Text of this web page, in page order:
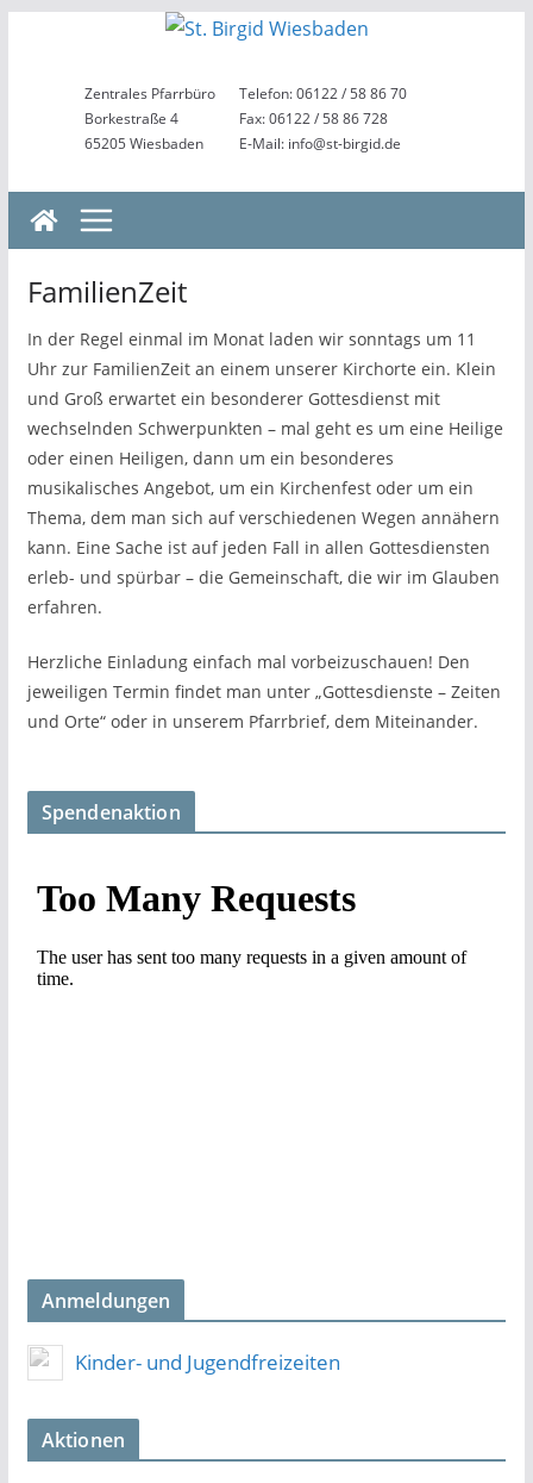
springenZentrales Pfarrbüro
Borkestraße 4
65205 Wiesbaden
Telefon: 06122 / 58 86 70
Fax: 06122 / 58 86 728
E-Mail: info@st-birgid.de
FamilienZeit
In der Regel einmal im Monat laden wir sonntags um 11
Uhr zur FamilienZeit an einem unserer Kirchorte ein. Klein
und Groß erwartet ein besonderer Gottesdienst mit
wechselnden Schwerpunkten – mal geht es um eine Heilige
oder einen Heiligen, dann um ein besonderes
musikalisches Angebot, um ein Kirchenfest oder um ein
Thema, dem man sich auf verschiedenen Wegen annähern
kann. Eine Sache ist auf jeden Fall in allen Gottesdiensten
erleb- und spürbar – die Gemeinschaft, die wir im Glauben
erfahren.
Herzliche Einladung einfach mal vorbeizuschauen! Den
jeweiligen Termin findet man unter „Gottesdienste – Zeiten
und Orte“ oder in unserem Pfarrbrief, dem Miteinander.
Spendenaktion
Anmeldungen
Kinder- und Jugendfreizeiten
Aktionen